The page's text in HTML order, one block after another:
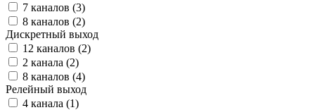
7 каналов (3)
8 каналов (2)
Дискретный выход
12 каналов (2)
2 канала (2)
8 каналов (4)
Релейный выход
4 канала (1)